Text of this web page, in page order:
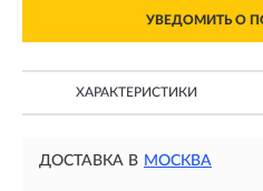
УВЕДОМИТЬ О
ХАРАКТЕРИСТИКИ
ДОСТАВКА В МОСКВА